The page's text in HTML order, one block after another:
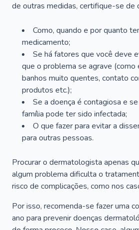
de outras medidas, certifique-se de
Como, quando e por quanto
medicamento;
Se há fatores que você deve
que o problema se agrave (como
banhos muito quentes, contato
produtos etc.);
Se a doença é contagiosa e
família pode ter sido infectada;
O que fazer para evitar a
para outras pessoas.
Procurar o dermatologista apenas
algum problema dificulta o
risco de complicações, como nos
Por isso, recomenda-se fazer uma
ano para prevenir doenças